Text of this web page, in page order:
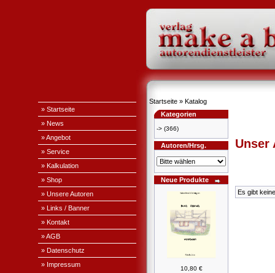
» Startseite
» News
» Angebot
» Service
» Kalkulation
» Shop
» Unsere Autoren
» Links / Banner
» Kontakt
» AGB
» Datenschutz
» Impressum
Startseite » Katalog
Kategorien
-> (366)
Autoren/Hrsg.
Neue Produkte
10,80 €
Unser
Es gibt